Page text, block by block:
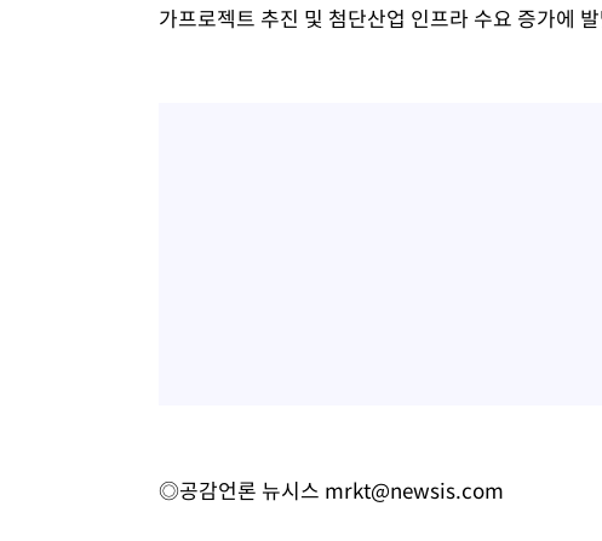
가프로젝트 추진 및 첨단산업 인프라 수요 증가에
◎공감언론 뉴시스 mrkt@newsis.com